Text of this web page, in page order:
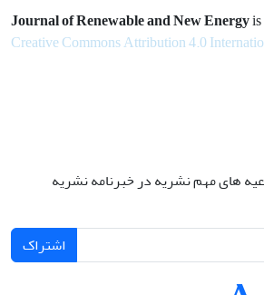
Journal of Renewable and New Energy
Creative Commons Attribution 4.0
های مهم نشریه در خبرنامه نشریه
اشتراک